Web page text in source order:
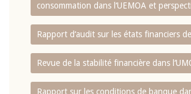
consommation dans l‘UEMOA et
Rapport d‘audit sur les états financiers
Revue de la stabilité financière dans
Rapport sur les conditions de banque